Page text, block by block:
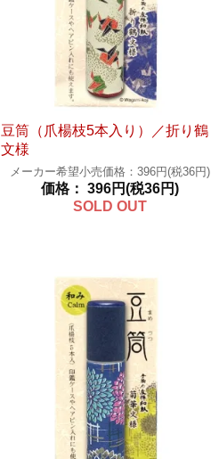
豆筒（爪楊枝5本入り）／折り鶴
文様
メーカー希望小売価格：396円(税36円)
価格： 396円(税36円)
SOLD OUT